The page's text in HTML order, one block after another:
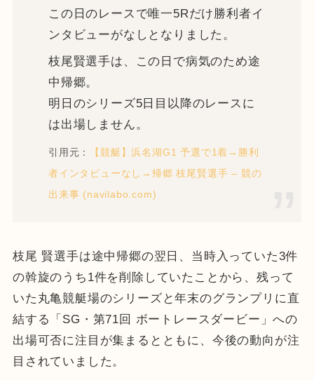
この日のレースで唯一5Rだけ勝利者イ
ンタビューがなしとなりました。
枝尾賢選手は、この日で病気のため途
中帰郷。
明日のシリーズ5日目以降のレースに
は出場しません。
引用元：
【競艇】浜名湖G1 予選で1着→勝利
者インタビューなし→帰郷 枝尾賢選手 – 競の
出来事 (navilabo.com)
枝尾 賢選手は途中帰郷の翌日、当時入っていた3件
の斡旋のうち1件を削除していたことから、残って
いた丸亀競艇場のシリーズと年末のグランプリに直
結する「SG・第71回 ボートレースダービー」への
出場可否に注目が集まるとともに、今後の動向が注
目されていました。